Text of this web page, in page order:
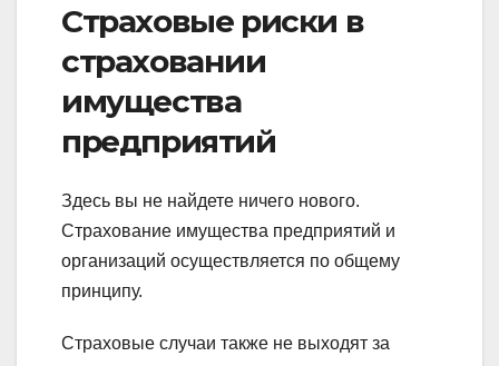
Страховые риски в
страховании
имущества
предприятий
Здесь вы не найдете ничего нового.
Страхование имущества предприятий и
организаций осуществляется по общему
принципу.
Страховые случаи также не выходят за